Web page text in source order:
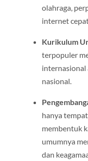
olahraga,
internet
Kurikulum
terpopuler
internasional
nasional.
hanya
membentuk
umumnya
dan